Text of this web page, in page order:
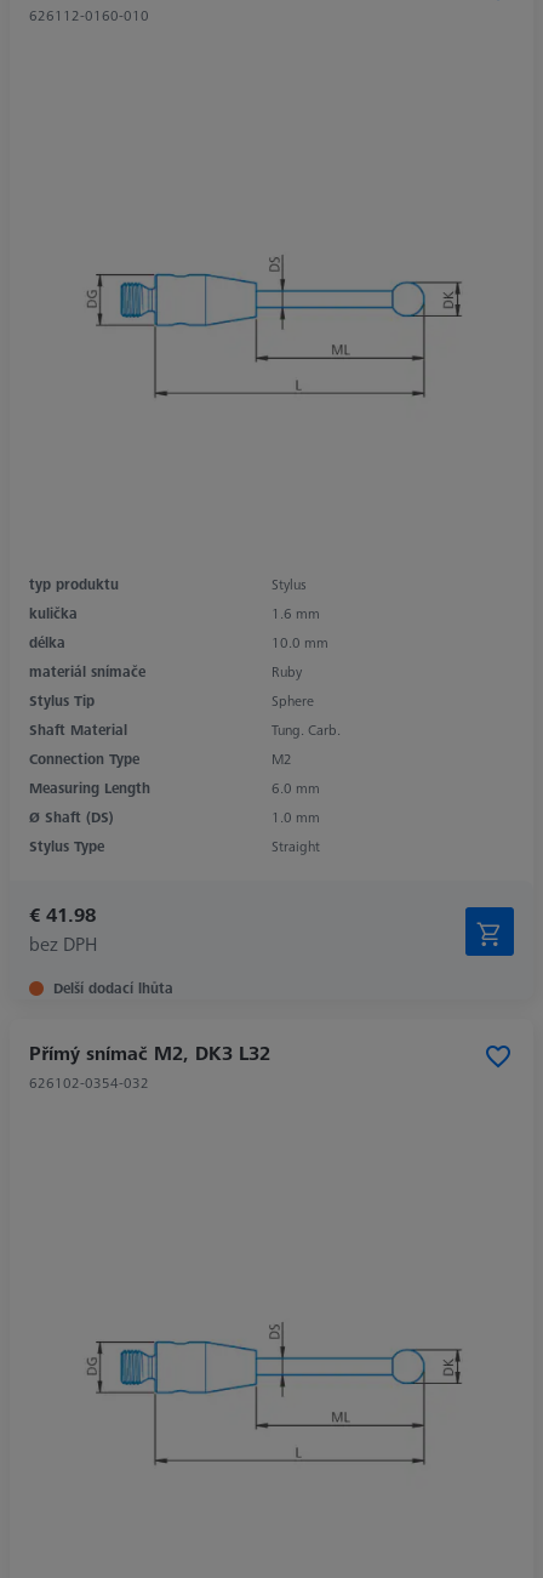
626112-0160-010
typ produktu
Stylus
kulička
1.6 mm
délka
10.0 mm
materiál snímače
Ruby
Stylus Tip
Sphere
Shaft Material
Tung. Carb.
Connection Type
M2
Measuring Length
6.0 mm
Ø Shaft (DS)
1.0 mm
Stylus Type
Straight
€ 41.98
bez DPH
Delší dodací lhůta
Přímý snímač M2, DK3 L32
626102-0354-032